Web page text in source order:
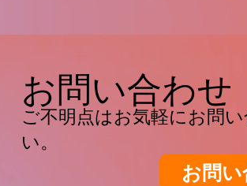
お問い合わせ
お問
ご不明点はお気軽にお問
い。